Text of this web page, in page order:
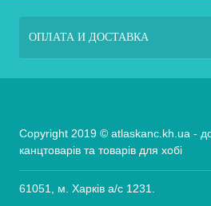
ОПЛАТА И ДОСТАВКА
Copyright 2019 © atlaskanc.kh.ua -
канцтоварів та товарів для хобі
61051, м. Харків а/с 1231.